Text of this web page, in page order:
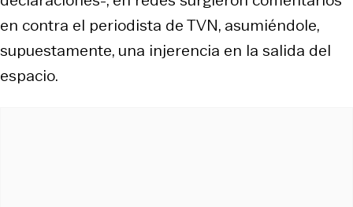
en contra el periodista de TVN, asumiéndole,
supuestamente, una injerencia en la salida del
espacio.